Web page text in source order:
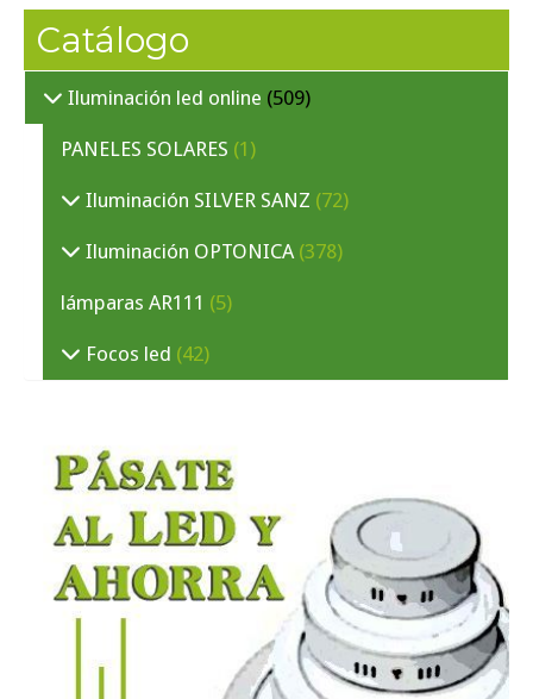
Catálogo
Iluminación led online (509)
PANELES SOLARES (1)
Iluminación SILVER SANZ (72)
Iluminación OPTONICA (378)
lámparas AR111 (5)
Focos led (42)